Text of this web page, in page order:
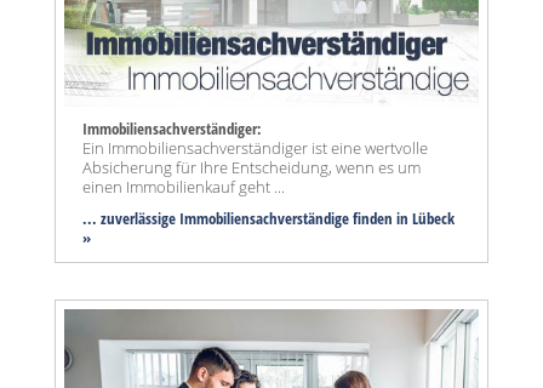
Immobiliensachverständiger:
Ein Immobiliensachverständiger ist eine wertvolle
Absicherung für Ihre Entscheidung, wenn es um
einen Immobilienkauf geht ...
... zuverlässige Immobiliensachverständige finden in Lübeck
»